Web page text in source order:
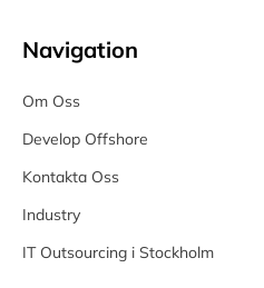
Navigation
Om Oss
Develop Offshore
Kontakta Oss
Industry
IT Outsourcing i Stockholm